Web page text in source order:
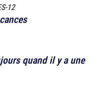
quand il y a une